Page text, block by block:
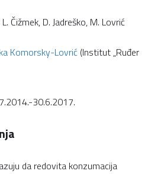
L. Čižmek, D. Jadreško, M. Lovrić
Komorsky-Lovrić (Institut „Ruđer
30.6.2017.
da redovita konzumacija